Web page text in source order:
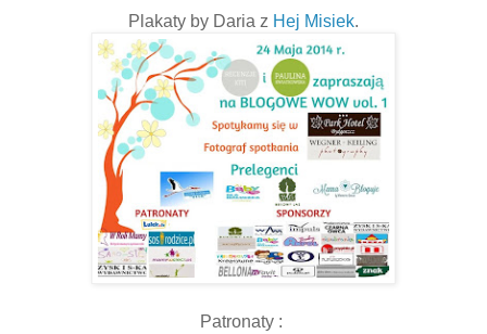
Plakaty by Daria z Hej Misiek.
Patronaty :